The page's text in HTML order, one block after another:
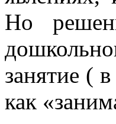
Но
занятие (
как